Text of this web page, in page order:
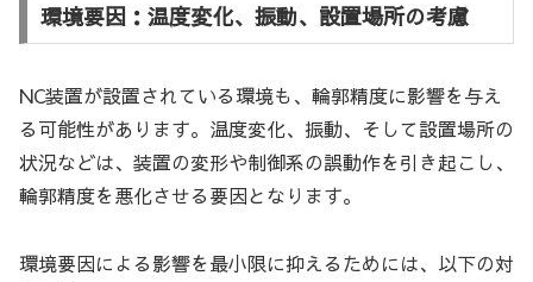
環境要因：温度変化、振動、設置場所の考慮
NC装置が設置されている環境も、輪郭精度に影響を与え
る可能性があります。温度変化、振動、そして設置場所の
状況などは、装置の変形や制御系の誤動作を引き起こし、
輪郭精度を悪化させる要因となります。
環境要因による影響を最小限に抑えるためには、以下の対